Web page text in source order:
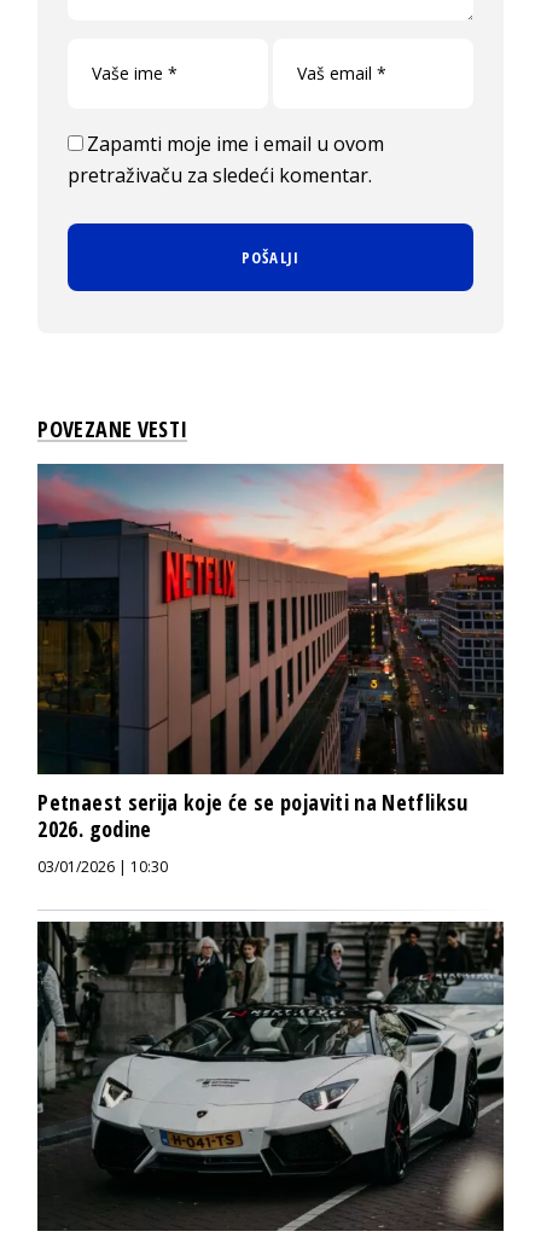
Zapamti moje ime i email u ovom
pretraživaču za sledeći komentar.
POVEZANE VESTI
Petnaest serija koje će se pojaviti na Netfliksu
2026. godine
03/01/2026 | 10:30